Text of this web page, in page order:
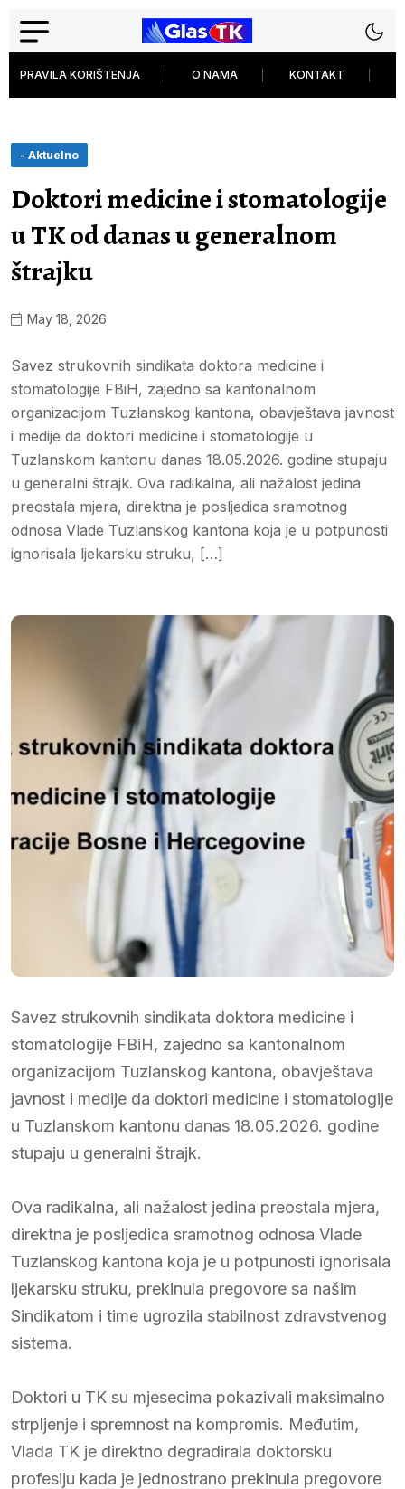
PRAVILA KORIŠTENJA O NAMA KONTAKT
- Aktuelno
Doktori medicine i stomatologije
u TK od danas u generalnom
štrajku
May 18, 2026
Savez strukovnih sindikata doktora medicine i
stomatologije FBiH, zajedno sa kantonalnom
organizacijom Tuzlanskog kantona, obavještava javnost
i medije da doktori medicine i stomatologije u
Tuzlanskom kantonu danas 18.05.2026. godine stupaju
u generalni štrajk. ​Ova radikalna, ali nažalost jedina
preostala mjera, direktna je posljedica sramotnog
odnosa Vlade Tuzlanskog kantona koja je u potpunosti
ignorisala ljekarsku struku, […]
Savez strukovnih sindikata doktora medicine i
stomatologije FBiH, zajedno sa kantonalnom
organizacijom Tuzlanskog kantona, obavještava
javnost i medije da doktori medicine i stomatologije
u Tuzlanskom kantonu danas 18.05.2026. godine
stupaju u generalni štrajk.
​Ova radikalna, ali nažalost jedina preostala mjera,
direktna je posljedica sramotnog odnosa Vlade
Tuzlanskog kantona koja je u potpunosti ignorisala
ljekarsku struku, prekinula pregovore sa našim
Sindikatom i time ugrozila stabilnost zdravstvenog
sistema.
​Doktori u TK su mjesecima pokazivali maksimalno
strpljenje i spremnost na kompromis. Međutim,
Vlada TK je direktno degradirala doktorsku
profesiju kada je jednostrano prekinula pregovore